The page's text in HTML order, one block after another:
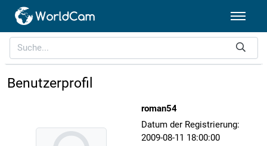
Benutzerprofil
roman54
Datum der Registrierung:
2009-08-11 18:00:00